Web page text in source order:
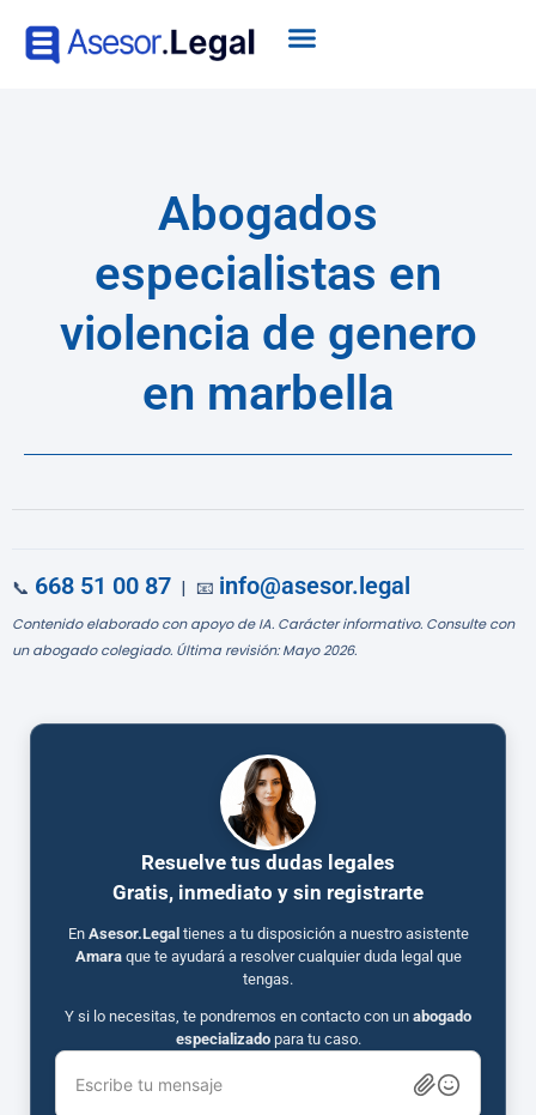
Abogados
especialistas en
violencia de genero
en marbella
📞 668 51 00 87 | 📧 info@asesor.legal
Contenido elaborado con apoyo de IA. Carácter informativo. Consulte con
un abogado colegiado. Última revisión: Mayo 2026.
Resuelve tus dudas legales
Gratis, inmediato y sin registrarte
En Asesor.Legal tienes a tu disposición a nuestro asistente
Amaraque te ayudará a resolver cualquier duda legal que
tengas.
Y si lo necesitas, te pondremos en contacto con un abogado
especializadopara tu caso.
Escribe tu mensaje